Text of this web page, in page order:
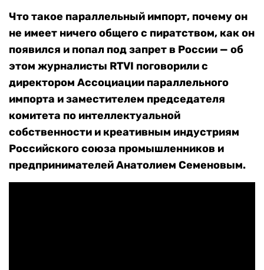
Что такое параллельный импорт, почему он
не имеет ничего общего с пиратством, как он
появился и попал под запрет в России — об
этом журналисты RTVI поговорили с
директором Ассоциации параллельного
импорта и заместителем председателя
комитета по интеллектуальной
собственности и креативным индустриям
Российского союза промышленников и
предпринимателей Анатолием Семеновым.